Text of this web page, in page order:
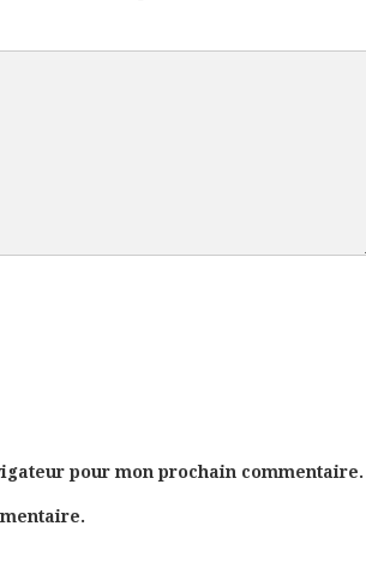
pour mon prochain commentaire.